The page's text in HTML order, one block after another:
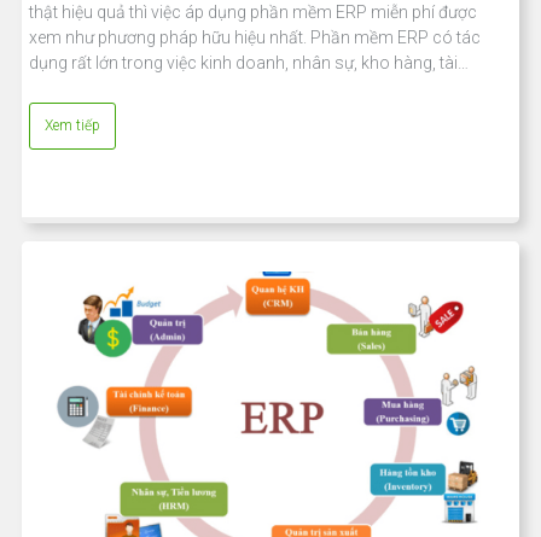
thật hiệu quả thì việc áp dụng phần mềm ERP miễn phí được
xem như phương pháp hữu hiệu nhất. Phần mềm ERP có tác
dụng rất lớn trong việc kinh doanh, nhân sự, kho hàng, tài…
Xem tiếp